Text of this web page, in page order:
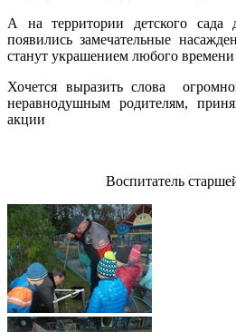
А на территории детского сада
появились замечательные
станут украшением любого времени
Хочется выразить слова
неравнодушным родителям,
акции
Воспитатель